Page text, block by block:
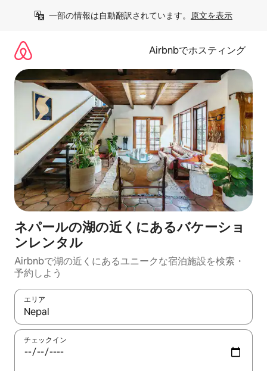
一部の情報は自動翻訳されています。 原文を表示
Airbnbでホスティング
ネパールの湖の近くにあるバケーショ
ンレンタル
Airbnbで湖の近くにあるユニークな宿泊施設を検索・
予約しよう
エリア
検索結果が表示されたら、上下の矢印キーを使って移動するか
チェックイン